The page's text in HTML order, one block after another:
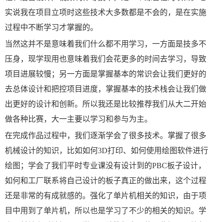
实说我在项目立项时这些技术大多数都是不会的，是在实施
过程中不断学习才掌握的。
当然这并不是意味着我们什么都不用学习，一方面是技多不
压身，现学现用也意味着我们会花更多的时间去学习，导致
项目进展较慢；另一方面是掌握基本的常识会让我们更好的
去总体设计和把控项目进度，掌握基本的技术栈会让我们做
出更好的设计和创新。所以我还是比较推荐我们从大二开始
做各种比赛，大一主要以学习和参与为主。
在完成作品过程中，我们逐渐学会了很多技术。掌握了很多
机械设计的知识，比如如何3D打印、如何使用绘图软件进行
绘图；学会了我们平时专业课没有设计到的PBC板子设计，
如何和工厂联系将自己设计的板子真正的做出来，这个过程
还是非常的有成就感的。强化了单片机相关的知识，由于项
目中用到了单片机，所以也是学习了不少的相关的知识。学